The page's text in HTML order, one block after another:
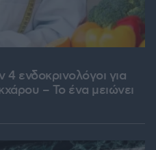
ενδοκρινολόγοι για
– Το ένα μειώνει